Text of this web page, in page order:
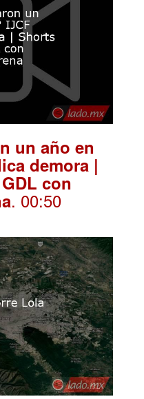
un año en
demora |
con
. 00:50